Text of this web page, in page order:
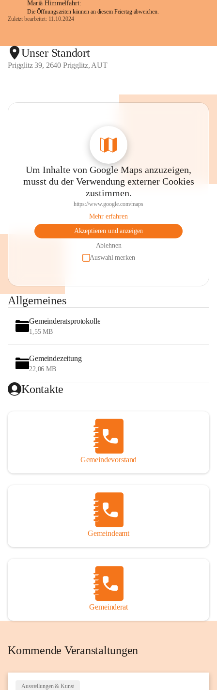
Mariä Himmelfahrt:
Die Öffnungszeiten können an diesem Feiertag abweichen.
Zuletzt bearbeitet: 11.10.2024
Unser Standort
Prigglitz 39, 2640 Prigglitz, AUT
Um Inhalte von Google Maps anzuzeigen,
musst du der Verwendung externer Cookies
zustimmen.
https://www.google.com/maps
Mehr erfahren
Akzeptieren und anzeigen
Ablehnen
Auswahl merken
Allgemeines
Gemeinderatsprotokolle
1,55 MB
Gemeindezeitung
22,06 MB
Kontakte
Gemeindevorstand
Gemeindeamt
Gemeinderat
Kommende Veranstaltungen
Ausstellungen & Kunst